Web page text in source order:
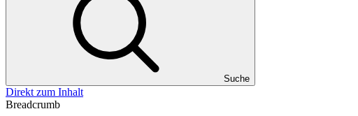
Suche
Direkt zum Inhalt
Breadcrumb